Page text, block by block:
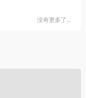
没有更多了...